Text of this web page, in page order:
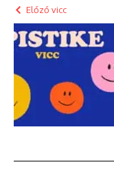
Előző vicc